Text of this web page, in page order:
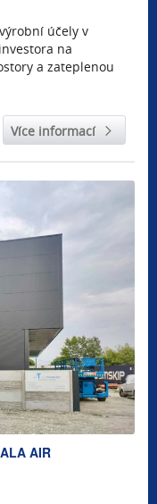
účely v
na
a zateplenou
Více informací
AIR